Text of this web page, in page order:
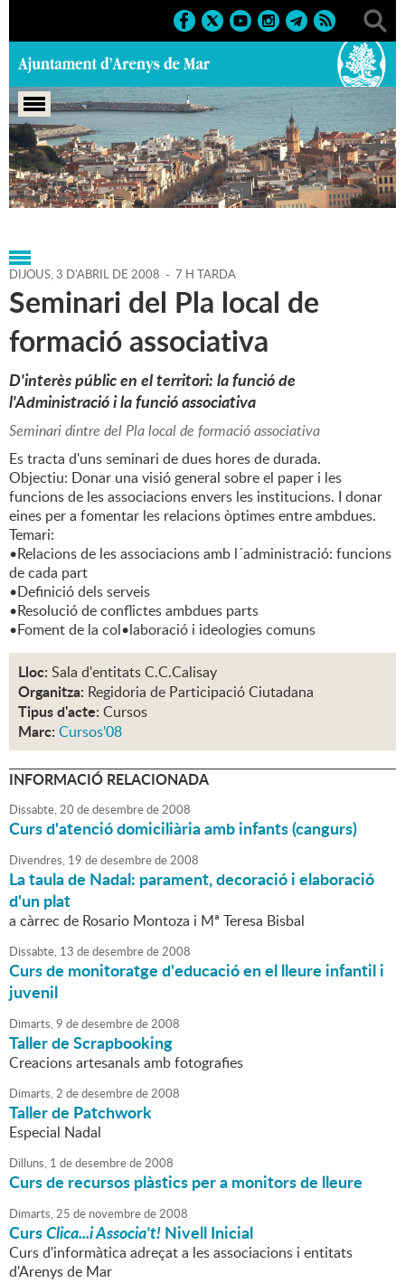
Portada > Agenda > 03-04-
2008 > Marcs > Culturals > 2008 > Cursos'08
DIJOUS,3 D'ABRIL DE 2008 - 7 H TARDA
Seminari del Pla local de
formació associativa
D'interès públic en el territori: la funció de
l'Administració i la funció associativa
Seminari dintre del Pla local de formació associativa
Es tracta d'uns seminari de dues hores de durada.
Objectiu: Donar una visió general sobre el paper i les
funcions de les associacions envers les institucions. I donar
eines per a fomentar les relacions òptimes entre ambdues.
Temari:
•Relacions de les associacions amb l´administració: funcions
de cada part
•Definició dels serveis
•Resolució de conflictes ambdues parts
•Foment de la col•laboració i ideologies comuns
Lloc: Sala d'entitats C.C.Calisay
Organitza: Regidoria de Participació Ciutadana
Tipus d'acte: Cursos
Marc: Cursos'08
INFORMACIÓ RELACIONADA
Dissabte,20 dedesembrede2008
Curs d'atenció domiciliària amb infants (cangurs)
Divendres, 19 dedesembrede2008
La taula de Nadal: parament, decoració i elaboració
d'un plat
a càrrec de Rosario Montoza i Mª Teresa Bisbal
Dissabte, 13 dedesembrede2008
Curs de monitoratge d'educació en el lleure infantil i
juvenil
Dimarts,9 dedesembrede2008
Taller de Scrapbooking
Creacions artesanals amb fotografies
Dimarts,2 dedesembrede2008
Taller de Patchwork
Especial Nadal
Dilluns, 1 dedesembrede2008
Curs de recursos plàstics per a monitors de lleure
Dimarts,25 de novembrede2008
CursClica...i Associa't!Nivell Inicial
Curs d'informàtica adreçat a les associacions i entitats
d'Arenys de Mar